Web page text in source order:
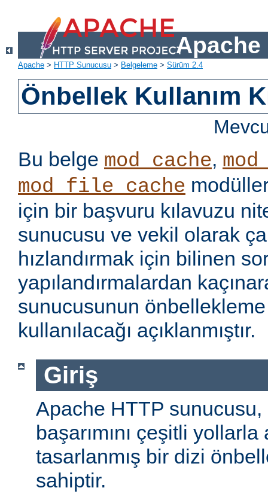
Apache
Apache > HTTP Sunucusu > Belgeleme > Sürüm 2.4
Önbellek Kullanım
Bu belge mod_cache,
mod_file_cache
için bir başvuru kılavuzu
sunucusu ve vekil olarak
hızlandırmak için bilinen
yapılandırmalardan
sunucusunun
kullanılacağı açıklanmıştır.
Giriş
Apache HTTP
başarımını çeşitli
tasarlanmış bir dizi
sahiptir.